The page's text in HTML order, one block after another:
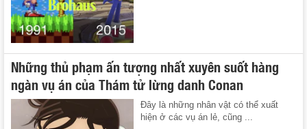
Những thủ phạm ấn tượng nhất xuyên suốt hàng
ngàn vụ án của Thám tử lừng danh Conan
Đây là những nhân vật có thể xuất
hiện ở các vụ án lẻ, cũng ...